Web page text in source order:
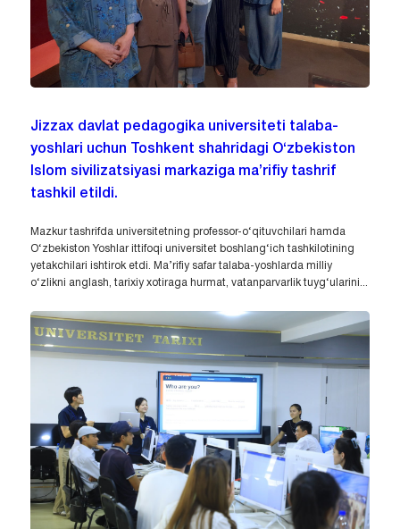
Jizzax davlat pedagogika universiteti talaba-
yoshlari uchun Toshkent shahridagi O‘zbekiston
Islom sivilizatsiyasi markaziga ma’rifiy tashrif
tashkil etildi.
Mazkur tashrifda universitetning professor-o‘qituvchilari hamda
O‘zbekiston Yoshlar ittifoqi universitet boshlang‘ich tashkilotining
yetakchilari ishtirok etdi. Ma’rifiy safar talaba-yoshlarda milliy
o‘zlikni anglash, tarixiy xotiraga hurmat, vatanparvarlik tuyg‘ularini...